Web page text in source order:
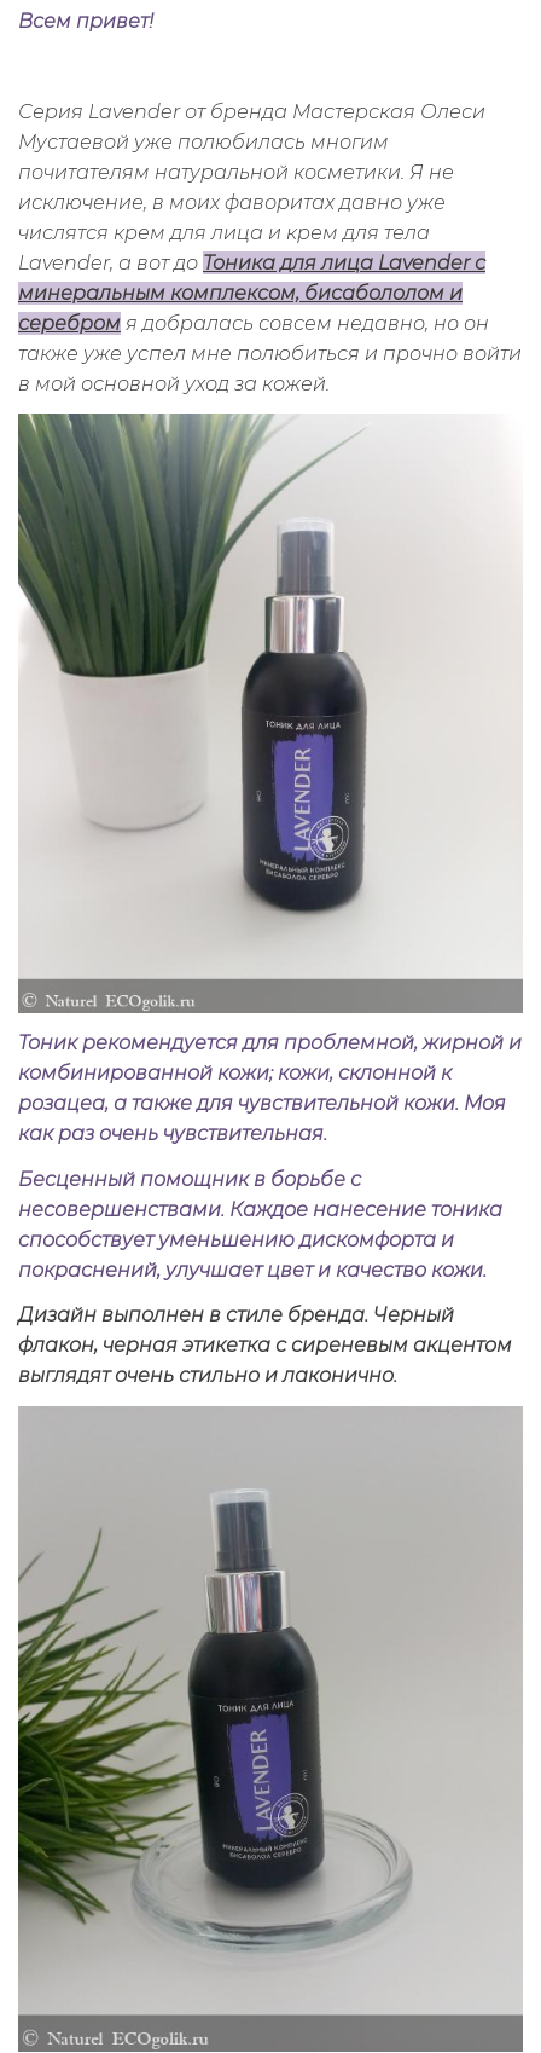
Всем привет!
Серия Lavender от бренда Мастерская Олеси
Мустаевой уже полюбилась многим
почитателям натуральной косметики. Я не
исключение, в моих фаворитах давно уже
числятся крем для лица и крем для тела
Lavender, а вот до Тоника для лица Lavender с
минеральным комплексом, бисабололом и
серебром я добралась совсем недавно, но он
также уже успел мне полюбиться и прочно войти
в мой основной уход за кожей.
Тоник рекомендуется для проблемной, жирной и
комбинированной кожи; кожи, склонной к
розацеа, а также для чувствительной кожи. Моя
как раз очень чувствительная.
Бесценный помощник в борьбе с
несовершенствами. Каждое нанесение тоника
способствует уменьшению дискомфорта и
покраснений, улучшает цвет и качество кожи.
Дизайн выполнен в стиле бренда. Черный
флакон, черная этикетка с сиреневым акцентом
выглядят очень стильно и лаконично.